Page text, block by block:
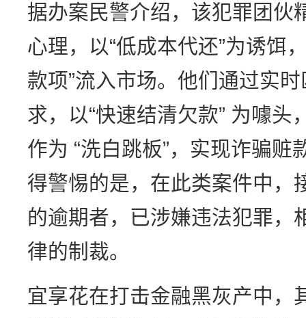
据办案民警介绍，该犯罪团伙
心理，以“低成本代还”为诱饵
款项”流入市场。他们通过实
求，以“快速结清欠款” 为噱
作为 “洗白跳板”，实现诈骗
得警惕的是，在此类案件中，
的逾期者，已涉嫌违法犯罪，
律的制裁。
宜享花在打击金融黑灰产中，